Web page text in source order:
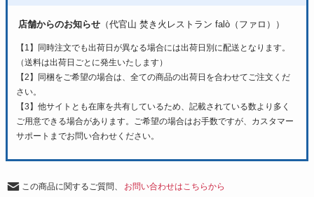
店舗からのお知らせ （代官山 焚き火レストラン falò（ファロ））
【1】同時注文でも出荷日が異なる場合には出荷日別に配送となります。
（送料は出荷日ごとに発生いたします）
【2】同梱をご希望の場合は、全ての商品の出荷日を合わせてご注文くだ
さい。
【3】他サイトとも在庫を共有しているため、記載されている数より多く
ご用意できる場合があります。ご希望の場合はお手数ですが、カスタマー
サポートまでお問い合わせください。
この商品に関するご質問、 お問い合わせはこちらから